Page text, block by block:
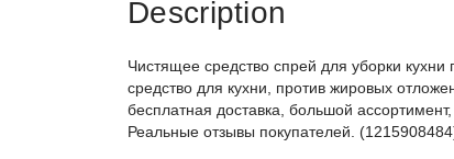
Description
Чистящее средство спрей для уборки
средство для кухни, против жировых
бесплатная доставка, большой
Реальные отзывы покупателей.